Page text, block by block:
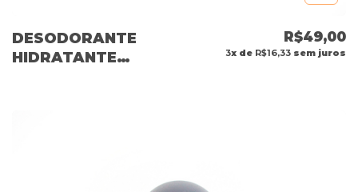
DESODORANTE
HIDRATANTE
R$49,00
3x de R$16,33 sem juros